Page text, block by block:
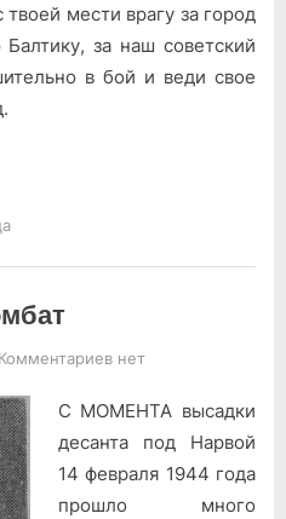
твоей мести врагу за город
за наш советский
в бой и веди свое
Комментариевк
Не
забуду
нет
С МОМЕНТА высадки
десанта под Нарвой
14 февраля 1944 года
прошло много